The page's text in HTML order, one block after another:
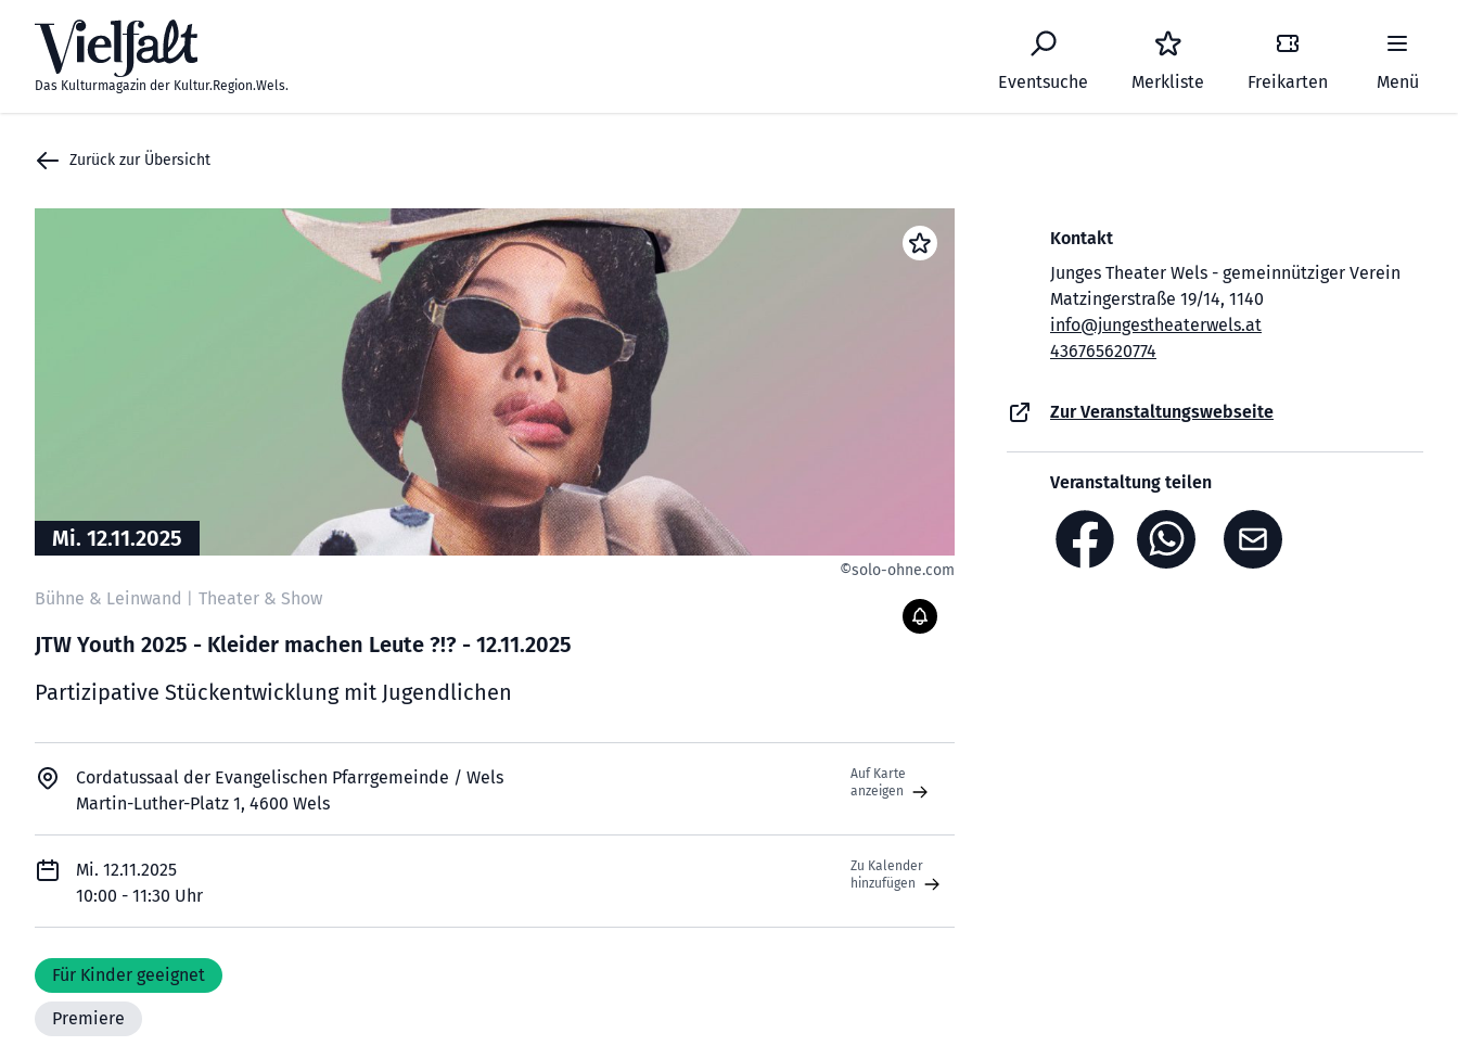
Das Kulturmagazin der Kultur.Region.Wels. Eventsuche Merkliste Freikarten Menü
Zurück zur Übersicht
Mi. 12.11.2025
©solo-ohne.com
Bühne & Leinwand Theater & Show
JTW Youth 2025 - Kleider machen Leute ?!? - 12.11.2025
Partizipative Stückentwicklung mit Jugendlichen
Cordatussaal der Evangelischen Pfarrgemeinde / Wels
Martin-Luther-Platz 1, 4600 Wels
Auf Karte
anzeigen
Mi. 12.11.2025
10:00 - 11:30 Uhr
Zu Kalender
hinzufügen
Für Kinder geeignet
Premiere
Kontakt
Junges Theater Wels - gemeinnütziger Verein
Matzingerstraße 19/14, 1140
info@jungestheaterwels.at
436765620774
Zur Veranstaltungswebseite
Veranstaltung teilen